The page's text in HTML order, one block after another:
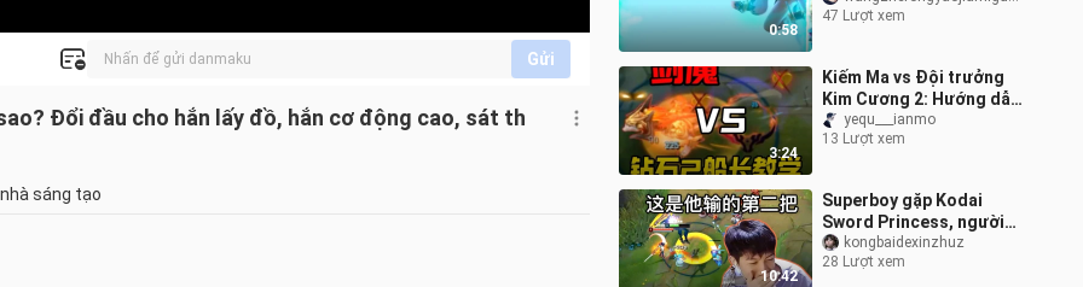
Gửi
Đổi đầu cho hắn lấy đồ, hắn cơ động cao, sát th
sáng tạo
0:58
47 Lượt xem
3:24
Kiếm Ma vs Đội trưởng
Kim Cương 2: Hướng dẫn
chơi, thử thách đảm
nhiệm cả năm vị trí chỉ
yequ___ianmo
13 Lượt xem
10:42
Superboy gặp Kodai
Sword Princess, người
chỉ thua một ván trong
hai trang: "Được rồi, đây
kongbaidexinzhuz
28 Lượt xem